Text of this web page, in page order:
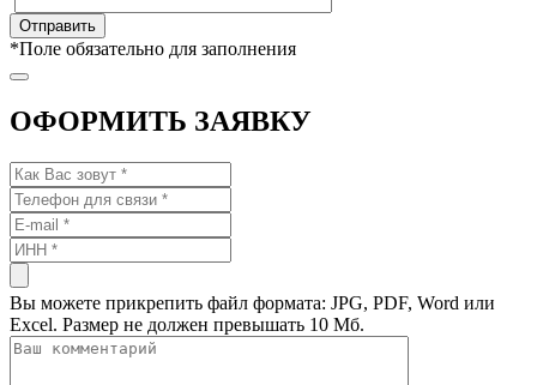
*Поле обязательно для заполнения
ОФОРМИТЬ ЗАЯВКУ
Вы можете прикрепить файл формата: JPG, PDF, Word или
Excel. Размер не должен превышать 10 Мб.